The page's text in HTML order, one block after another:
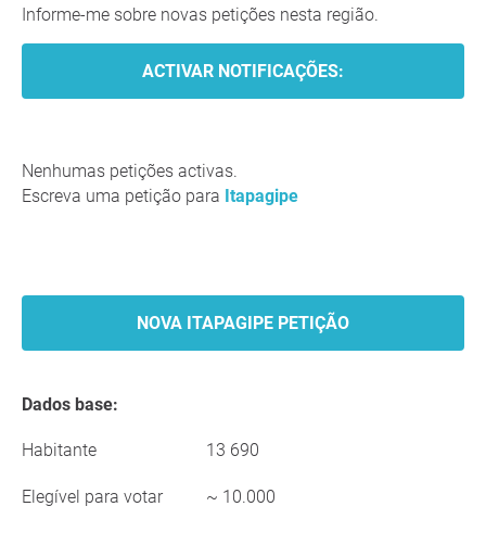
Informe-me sobre novas petições nesta região.
Nenhumas petições activas.
Escreva uma petição para Itapagipe
NOVA ITAPAGIPE PETIÇÃO
Dados base:
Habitante 13 690
Elegível para votar ~ 10.000